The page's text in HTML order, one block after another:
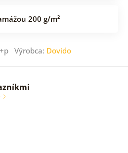
200 g/m²
Výrobca: Dovido